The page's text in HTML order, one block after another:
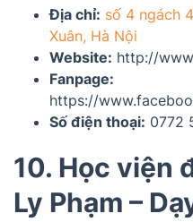
Địa chỉ: số 4 ngách
Xuân, Hà Nội
Website: http://
Fanpage:
https://
Số điện thoại: 0772
10. Học viện
Ly Phạm –